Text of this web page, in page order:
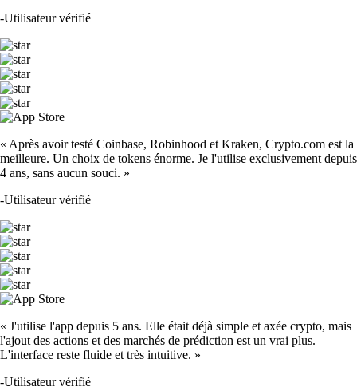
-Utilisateur vérifié
« Après avoir testé Coinbase, Robinhood et Kraken, Crypto.com est la
meilleure. Un choix de tokens énorme. Je l'utilise exclusivement depuis
4 ans, sans aucun souci. »
-Utilisateur vérifié
« J'utilise l'app depuis 5 ans. Elle était déjà simple et axée crypto, mais
l'ajout des actions et des marchés de prédiction est un vrai plus.
L'interface reste fluide et très intuitive. »
-Utilisateur vérifié